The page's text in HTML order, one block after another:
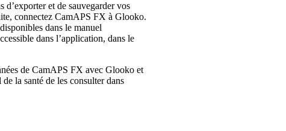
d’exporter et de sauvegarder vos
connectez CamAPS FX à Glooko.
dans le manuel
dans l’application, dans le
de CamAPS FX avec Glooko et
la santé de les consulter dans